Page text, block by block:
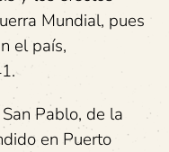
Mundial, pues
el país,
Pablo, de la
en Puerto